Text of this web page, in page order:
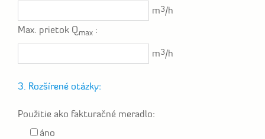
m3/h
Max. prietok Qmax :
m3/h
3. Rozšírené otázky:
Použitie ako fakturačné meradlo:
áno